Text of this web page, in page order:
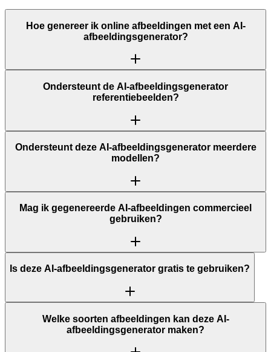
Hoe genereer ik online afbeeldingen met een AI-
afbeeldingsgenerator?
Ondersteunt de AI-afbeeldingsgenerator
referentiebeelden?
Ondersteunt deze AI-afbeeldingsgenerator meerdere
modellen?
Mag ik gegenereerde AI-afbeeldingen commercieel
gebruiken?
Is deze AI-afbeeldingsgenerator gratis te gebruiken?
Welke soorten afbeeldingen kan deze AI-
afbeeldingsgenerator maken?